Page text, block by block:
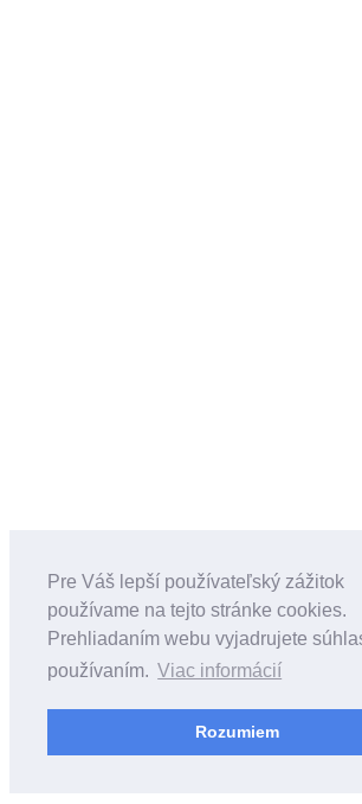
Pre Váš lepší používateľský zážitok
používame na tejto stránke cookies.
Prehliadaním webu vyjadrujete
používaním. Viac informácií
Rozumiem